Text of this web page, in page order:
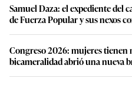
Samuel Daza: el expediente del
de Fuerza Popular y sus nexos
Congreso 2026: mujeres tienen
bicameralidad abrió una nueva